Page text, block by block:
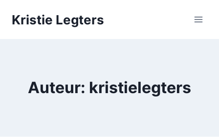
naarKristie Legters
Auteur: kristielegters